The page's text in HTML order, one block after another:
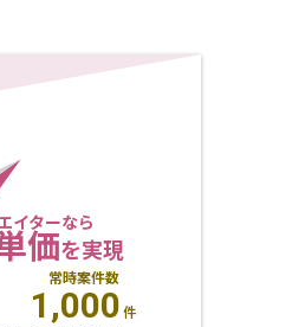
イターなら
価を実現
常時案件数
1,000 件